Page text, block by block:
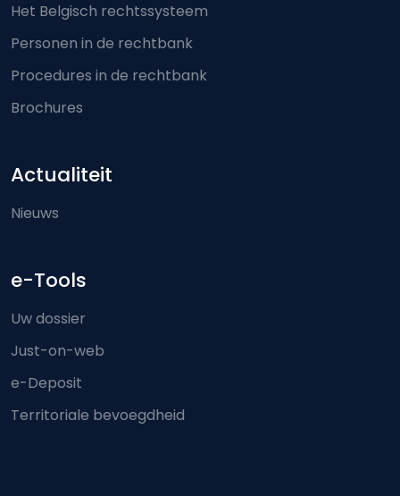
Het Belgisch rechtssysteem
Personen in de rechtbank
Procedures in de rechtbank
Brochures
Actualiteit
Nieuws
e-Tools
Uw dossier
Just-on-web
e-Deposit
Territoriale bevoegdheid